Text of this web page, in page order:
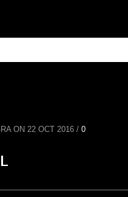
ON 22 OCT 2016 / 0